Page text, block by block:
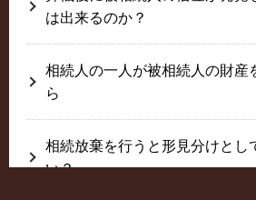
は出来るのか？
相続人の一人が被相続人の財産
ら
相続放棄を行うと形見分けとし
い？